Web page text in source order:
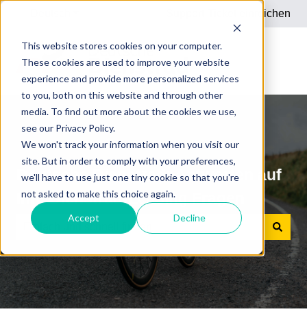
This website stores cookies on your computer.
These cookies are used to improve your website
experience and provide more personalized services
to you, both on this website and through other
media. To find out more about the cookies we use,
see our Privacy Policy.
We won't track your information when you visit our
site. But in order to comply with your preferences,
we'll have to use just one tiny cookie so that you're
not asked to make this choice again.
Accept Decline
Untermenü für Übersetzungen anzeigen
Support-Ticket einreichen
Deutsche Dienstrad: Antworten auf
Ihre Dienstrad-Leasing Fragen
Es gibt keine Vorschläge, da das Suchfeld leer ist.